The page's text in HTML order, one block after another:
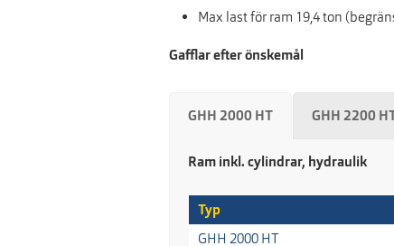
Max last för ram 19,4 ton
Gafflar efter önskemål
GHH 2000 HT GHH 2200
Ram inkl. cylindrar, hydraulik
Typ
GHH 2000 HT